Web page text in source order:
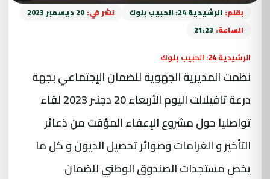
بقلم: الرشيدية 24: الحبيب بلوك نشر في: 20 ديسمبر 2023
الساعة: 21:23
الرشيدية 24: الحبيب بلوك
نظمت المديرية الجهوية للضمان الإجتماعي بجهة
درعة تافيلالت اليوم الأربعاء 20 دجنبر 2023 لقاء
تواصليا حول مشروع الإعفاء المؤقت من ذعائر
التأخير و الغرامات وصوائر تحصيل الديون و كل ما
يخص مستجدات الصندوق الوطني للضمان